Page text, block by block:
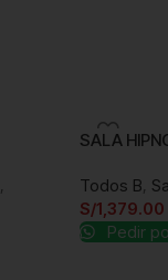
,
SALA
Todos B,
S/1,379.00
Pedir